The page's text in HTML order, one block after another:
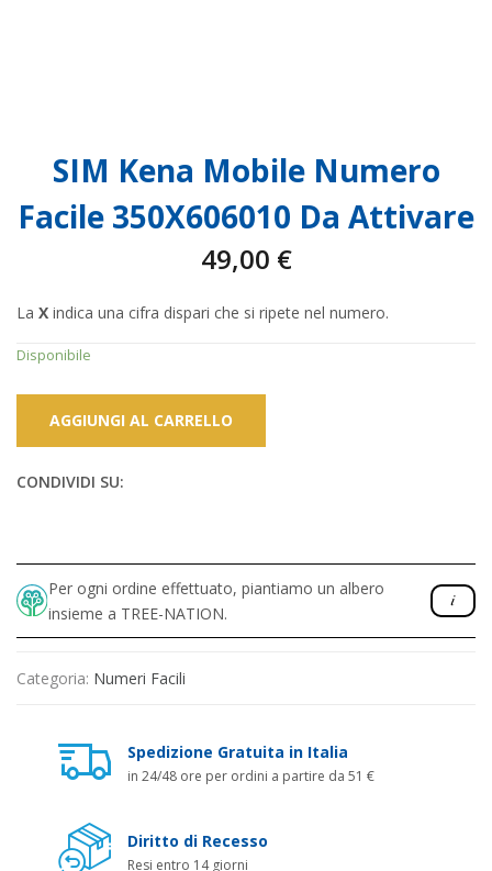
SIM Kena Mobile Numero
Facile 350X606010 Da Attivare
49,00 €
La X indica una cifra dispari che si ripete nel numero.
Disponibile
AGGIUNGI AL CARRELLO
CONDIVIDI SU:
Per ogni ordine effettuato, piantiamo un albero
insieme a TREE-NATION.
Categoria: Numeri Facili
Spedizione Gratuita in Italia
in 24/48 ore per ordini a partire da 51 €
Diritto di Recesso
Resi entro 14 giorni